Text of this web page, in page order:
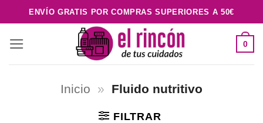
al
contenido
ENVÍO GRATIS POR COMPRAS SUPERIORES A 50€
0
Inicio » Fluido nutritivo
FILTRAR